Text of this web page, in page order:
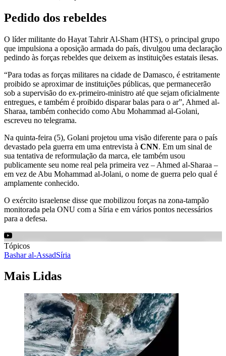
Pedido dos rebeldes
O líder militante do Hayat Tahrir Al-Sham (HTS), o principal grupo
que impulsiona a oposição armada do país, divulgou uma declaração
pedindo às forças rebeldes que deixem as instituições estatais ilesas.
“Para todas as forças militares na cidade de Damasco, é estritamente
proibido se aproximar de instituições públicas, que permanecerão
sob a supervisão do ex-primeiro-ministro até que sejam oficialmente
entregues, e também é proibido disparar balas para o ar”, Ahmed al-
Sharaa, também conhecido como Abu Mohammad al-Golani,
escreveu no telegrama.
Na quinta-feira (5), Golani projetou uma visão diferente para o país
devastado pela guerra em uma entrevista à CNN. Em um sinal de
sua tentativa de reformulação da marca, ele também usou
publicamente seu nome real pela primeira vez – Ahmed al-Sharaa –
em vez de Abu Mohammad al-Jolani, o nome de guerra pelo qual é
amplamente conhecido.
O exército israelense disse que mobilizou forças na zona-tampão
monitorada pela ONU com a Síria e em vários pontos necessários
para a defesa.
Tópicos
Bashar al-AssadSíria
Mais Lidas